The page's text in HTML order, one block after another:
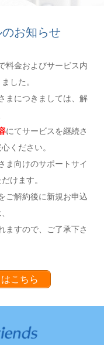
お知らせ
料金およびサービス内
した。
まにつきましては、解
にてサービスを継続さ
ください。
ま向けのサポートサイ
けます。
ご解約後に新規お申込
ますので、ご了承下さ
こちら